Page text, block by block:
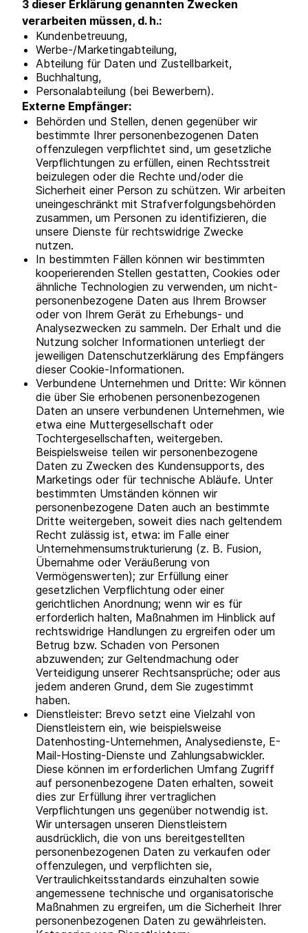
3 dieser Erklärung genannten Zwecken
verarbeiten müssen, d. h.:
Kundenbetreuung,
Werbe-/Marketingabteilung,
Abteilung für Daten und Zustellbarkeit,
Buchhaltung,
Personalabteilung (bei Bewerbern).
Externe Empfänger:
Behörden und Stellen, denen gegenüber wir
bestimmte Ihrer personenbezogenen Daten
offenzulegen verpflichtet sind, um gesetzliche
Verpflichtungen zu erfüllen, einen Rechtsstreit
beizulegen oder die Rechte und/oder die
Sicherheit einer Person zu schützen. Wir arbeiten
uneingeschränkt mit Strafverfolgungsbehörden
zusammen, um Personen zu identifizieren, die
unsere Dienste für rechtswidrige Zwecke
nutzen.
In bestimmten Fällen können wir bestimmten
kooperierenden Stellen gestatten, Cookies oder
ähnliche Technologien zu verwenden, um nicht-
personenbezogene Daten aus Ihrem Browser
oder von Ihrem Gerät zu Erhebungs- und
Analysezwecken zu sammeln. Der Erhalt und die
Nutzung solcher Informationen unterliegt der
jeweiligen Datenschutzerklärung des Empfängers
dieser Cookie-Informationen.
Verbundene Unternehmen und Dritte: Wir können
die über Sie erhobenen personenbezogenen
Daten an unsere verbundenen Unternehmen, wie
etwa eine Muttergesellschaft oder
Tochtergesellschaften, weitergeben.
Beispielsweise teilen wir personenbezogene
Daten zu Zwecken des Kundensupports, des
Marketings oder für technische Abläufe. Unter
bestimmten Umständen können wir
personenbezogene Daten auch an bestimmte
Dritte weitergeben, soweit dies nach geltendem
Recht zulässig ist, etwa: im Falle einer
Unternehmensumstrukturierung (z. B. Fusion,
Übernahme oder Veräußerung von
Vermögenswerten); zur Erfüllung einer
gesetzlichen Verpflichtung oder einer
gerichtlichen Anordnung; wenn wir es für
erforderlich halten, Maßnahmen im Hinblick auf
rechtswidrige Handlungen zu ergreifen oder um
Betrug bzw. Schaden von Personen
abzuwenden; zur Geltendmachung oder
Verteidigung unserer Rechtsansprüche; oder aus
jedem anderen Grund, dem Sie zugestimmt
haben.
Dienstleister: Brevo setzt eine Vielzahl von
Dienstleistern ein, wie beispielsweise
Datenhosting-Unternehmen, Analysedienste, E-
Mail-Hosting-Dienste und Zahlungsabwickler.
Diese können im erforderlichen Umfang Zugriff
auf personenbezogene Daten erhalten, soweit
dies zur Erfüllung ihrer vertraglichen
Verpflichtungen uns gegenüber notwendig ist.
Wir untersagen unseren Dienstleistern
ausdrücklich, die von uns bereitgestellten
personenbezogenen Daten zu verkaufen oder
offenzulegen, und verpflichten sie,
Vertraulichkeitsstandards einzuhalten sowie
angemessene technische und organisatorische
Maßnahmen zu ergreifen, um die Sicherheit Ihrer
personenbezogenen Daten zu gewährleisten.